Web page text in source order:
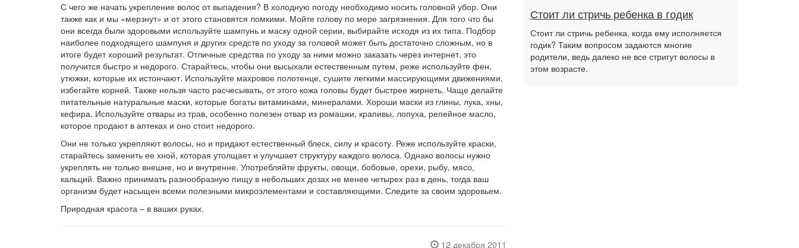
С чего же начать укрепление волос от выпадения? В холодную погоду необходимо носить головной убор. Они
также как и мы «мерзнут» и от этого становятся ломкими. Мойте голову по мере загрязнения. Для того что бы
они всегда были здоровыми используйте шампунь и маску одной серии, выбирайте исходя из их типа. Подбор
наиболее подходящего шампуня и других средств по уходу за головой может быть достаточно сложным, но в
итоге будет хороший результат. Отличные средства по уходу за ними можно заказать через интернет, это
получится быстро и недорого. Старайтесь, чтобы они высыхали естественным путем, реже используйте фен,
утюжки, которые их истончают. Используйте махровое полотенце, сушите легкими массирующими движениями,
избегайте корней. Также нельзя часто расчесывать, от этого кожа головы будет быстрее жирнеть. Чаще делайте
питательные натуральные маски, которые богаты витаминами, минералами. Хороши маски из глины, лука, хны,
кефира. Используйте отвары из трав, особенно полезен отвар из ромашки, крапивы, лопуха, репейное масло,
которое продают в аптеках и оно стоит недорого.
Они не только укрепляют волосы, но и придают естественный блеск, силу и красоту. Реже используйте краски,
старайтесь заменить ее хной, которая утолщает и улучшает структуру каждого волоса. Однако волосы нужно
укреплять не только внешне, но и внутренне. Употребляйте фрукты, овощи, бобовые, орехи, рыбу, мясо,
кальций. Важно принимать разнообразную пищу в небольших дозах не менее четырех раз в день, тогда ваш
организм будет насыщен всеми полезными микроэлементами и составляющими. Следите за своим здоровьем.
Природная красота – в ваших руках.
12 декабря 2011
Стоит ли стричь ребенка в годик
Стоит ли стричь ребенка, когда ему исполняется
годик? Таким вопросом задаются многие
родители, ведь далеко не все стригут волосы в
этом возрасте.